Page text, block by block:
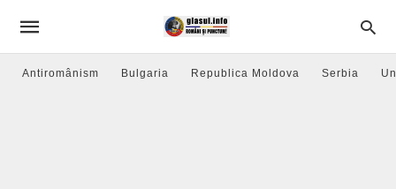
Antiromânism Bulgaria Republica Moldova Serbia